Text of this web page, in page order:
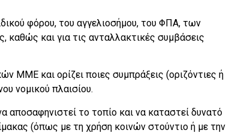
φόρου, του αγγελιοσήμου, του ΦΠΑ, των
καθώς και για τις ανταλλακτικές συμβάσεις
ΜΜΕ και ορίζει ποιες συμπράξεις (οριζόντιες ή
νομικού πλαισίου.
το τοπίο και να καταστεί δυνατό
(όπως με τη χρήση κοινών στούντιο ή με την